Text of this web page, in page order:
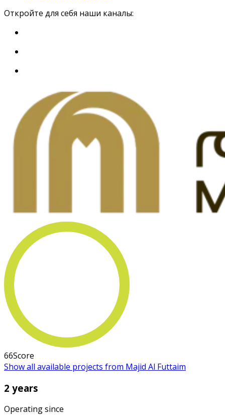
Откройте для себя наши каналы:
66Score
Show all available projects from Majid Al Futtaim
2 years
Operating since